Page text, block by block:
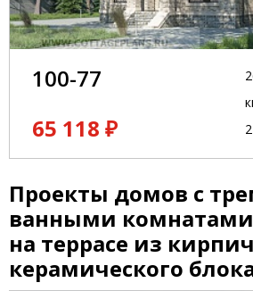
100-77
65 118 ₽
Проекты домов с
ванными комнатами
на террасе из
керамического